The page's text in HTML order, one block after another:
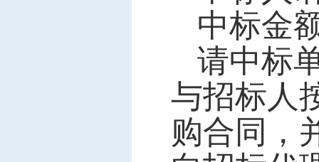
中标金
请中标
与招标人
购合同，